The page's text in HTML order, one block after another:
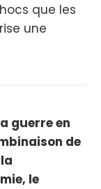
que les
une
guerre en
de
le